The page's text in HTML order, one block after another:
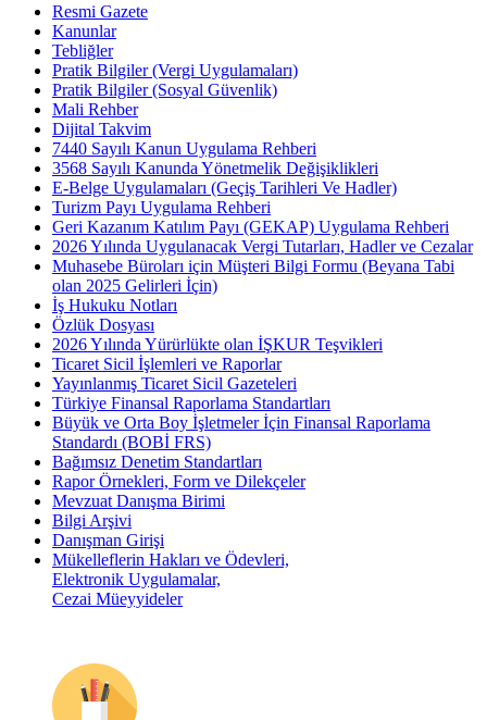
Resmi Gazete
Kanunlar
Tebliğler
Pratik Bilgiler (Vergi Uygulamaları)
Pratik Bilgiler (Sosyal Güvenlik)
Mali Rehber
Dijital Takvim
7440 Sayılı Kanun Uygulama Rehberi
3568 Sayılı Kanunda Yönetmelik Değişiklikleri
E-Belge Uygulamaları (Geçiş Tarihleri Ve Hadler)
Turizm Payı Uygulama Rehberi
Geri Kazanım Katılım Payı (GEKAP) Uygulama Rehberi
2026 Yılında Uygulanacak Vergi Tutarları, Hadler ve Cezalar
Muhasebe Büroları için Müşteri Bilgi Formu (Beyana Tabi
olan 2025 Gelirleri İçin)
İş Hukuku Notları
Özlük Dosyası
2026 Yılında Yürürlükte olan İŞKUR Teşvikleri
Ticaret Sicil İşlemleri ve Raporlar
Yayınlanmış Ticaret Sicil Gazeteleri
Türkiye Finansal Raporlama Standartları
Büyük ve Orta Boy İşletmeler İçin Finansal Raporlama
Standardı (BOBİ FRS)
Bağımsız Denetim Standartları
Rapor Örnekleri, Form ve Dilekçeler
Mevzuat Danışma Birimi
Bilgi Arşivi
Danışman Girişi
Mükelleflerin Hakları ve Ödevleri,
Elektronik Uygulamalar,
Cezai Müeyyideler